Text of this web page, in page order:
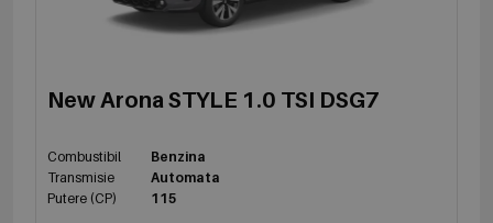
New Arona STYLE 1.0 TSI DSG7
Combustibil
Benzina
Transmisie
Automata
Putere (CP)
115